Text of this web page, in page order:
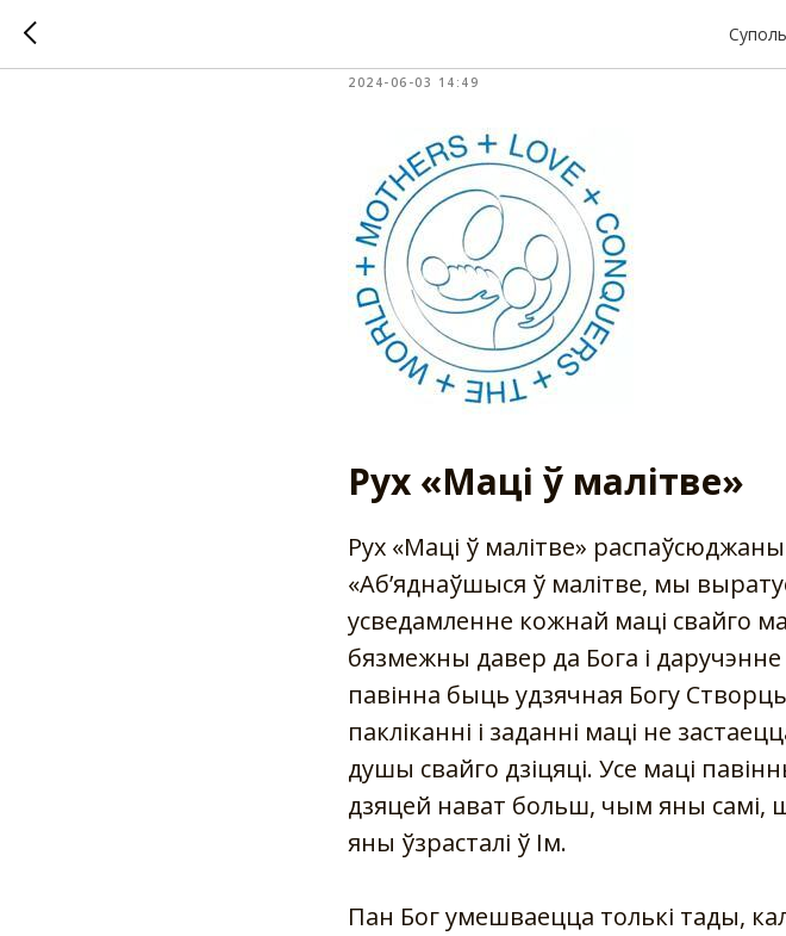
Рух «Маці ў
2024-06-03 14:49
Рух «Маці ў малітве»
Рух «Маці ў малітве»
«Аб’яднаўшыся ў малітве, мы
усведамленне кожнай маці свайго
бязмежны давер да Бога і
павінна быць удзячная Богу
пакліканні і заданні маці не
душы свайго дзіцяці. Усе маці
дзяцей нават больш, чым яны самі,
яны ўзрасталі ў Ім.
Пан Бог умешваецца толькі тады,